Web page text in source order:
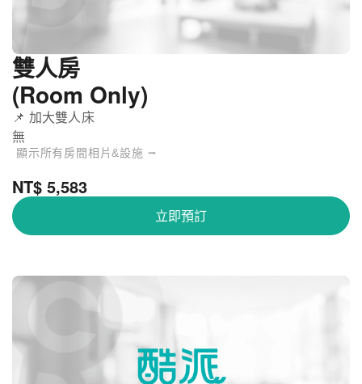
雙人房
(Room Only)
📌 加大雙人床
無
顯示所有房間相片&設施 ⭢
NT$ 5,583
立即預訂
京都二條高級城市飯店 - 雙人房